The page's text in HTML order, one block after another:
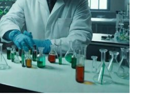
ночной забег
как в Ростове
День физкультурника
2026 19:19
из-за аварии